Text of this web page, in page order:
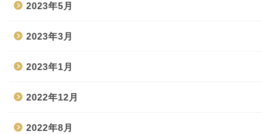
2023年5月
2023年3月
2023年1月
2022年12月
2022年8月